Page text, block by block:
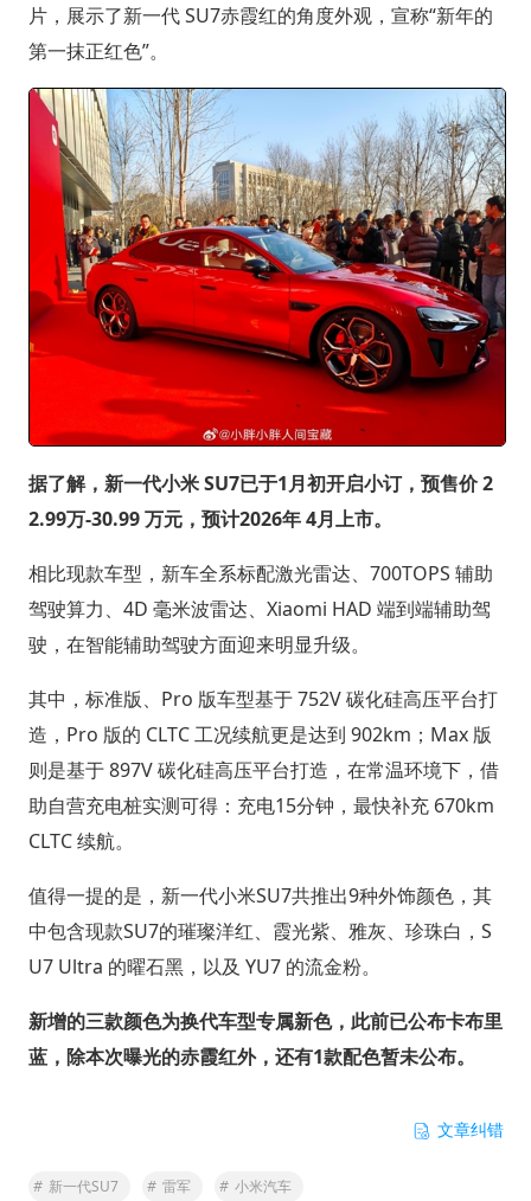
片，展示了新一代 SU7赤霞红的角度外观，宣称“新年的
第一抹正红色”。
据了解，新一代小米 SU7已于1月初开启小订，预售价 2
2.99万-30.99 万元，预计2026年 4月上市。
相比现款车型，新车全系标配激光雷达、700TOPS 辅助
驾驶算力、4D 毫米波雷达、Xiaomi HAD 端到端辅助驾
驶，在智能辅助驾驶方面迎来明显升级。
其中，标准版、Pro 版车型基于 752V 碳化硅高压平台打
造，Pro 版的 CLTC 工况续航更是达到 902km；Max 版
则是基于 897V 碳化硅高压平台打造，在常温环境下，借
助自营充电桩实测可得：充电15分钟，最快补充 670km
CLTC 续航。
值得一提的是，新一代小米SU7共推出9种外饰颜色，其
中包含现款SU7的璀璨洋红、霞光紫、雅灰、珍珠白，S
U7 Ultra 的曜石黑，以及 YU7 的流金粉。
新增的三款颜色为换代车型专属新色，此前已公布卡布里
蓝，除本次曝光的赤霞红外，还有1款配色暂未公布。
文章纠错
# 新一代SU7 # 雷军 # 小米汽车